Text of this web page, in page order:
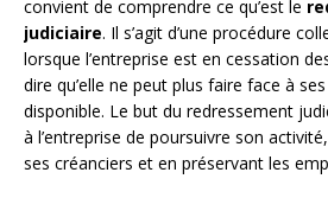
convient de comprendre ce qu’est le
judiciaire. Il s’agit d’une procédure
lorsque l’entreprise est en cessation
dire qu’elle ne peut plus faire face à
disponible. Le but du redressement
à l’entreprise de poursuivre son
ses créanciers et en préservant les